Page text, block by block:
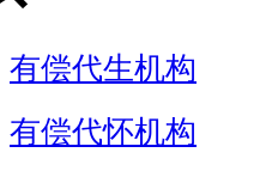
有偿代生机构
有偿代怀机构